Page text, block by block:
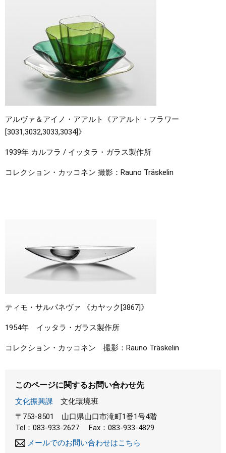
アルヴァ＆アイノ・アアルト《アアルト・フラワー
[3031,3032,3033,3034]》
1939年 カルフラ / イッタラ・ガラス製作所
コレクション・カッコネン 撮影：Rauno Träskelin
ティモ・サルパネヴァ 《カヤック[3867]》
1954年 イッタラ・ガラス製作所
コレクション・カッコネン 撮影：Rauno Träskelin
このページに関するお問い合わせ先
文化振興課
文化環境班
〒753-8501
山口県山口市滝町1番1号4階
Tel：083-933-2627
Fax：083-933-4829
メールでのお問い合わせはこちら